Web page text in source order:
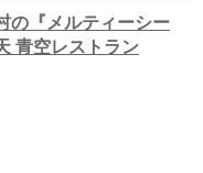
の『メルティーシー
青空レストラン